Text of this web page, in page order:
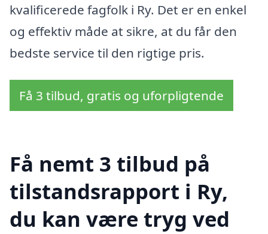
kvalificerede fagfolk i Ry. Det er en enkel
og effektiv måde at sikre, at du får den
bedste service til den rigtige pris.
Få 3 tilbud, gratis og uforpligtende
Få nemt 3 tilbud på
tilstandsrapport i Ry,
du kan være tryg ved